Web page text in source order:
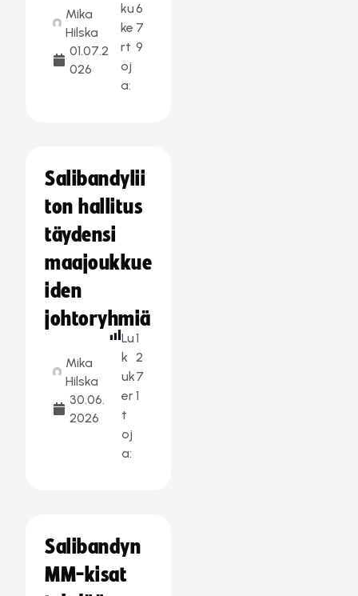
Mika
Hilska
01.07.2
026
ku
ke
rt
oj
a:
6
7
9
Salibandylii
ton hallitus
täydensi
maajoukkue
iden
johtoryhmiä
Mika
Hilska
30.06.
2026
Lu
k
uk
er
t
oj
a:
1
2
7
1
Salibandyn
MM-kisat